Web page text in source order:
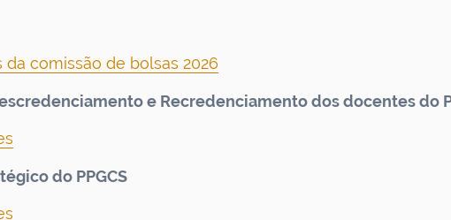
comissão de bolsas 2026
e Recredenciamento dos docentes do
do PPGCS